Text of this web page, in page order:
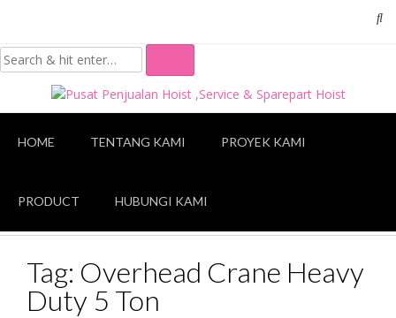
content
HOME TENTANG KAMI PROYEK KAMI
PRODUCT HUBUNGI KAMI
Tag: Overhead Crane Heavy
Duty 5 Ton